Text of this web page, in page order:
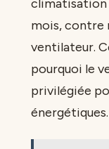
climatisation
mois, contre
ventilateur.
pourquoi le
privilégiée
énergétiques.